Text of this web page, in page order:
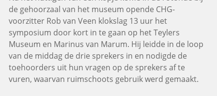
de gehoorzaal van het museum opende CHG-
voorzitter Rob van Veen klokslag 13 uur het
symposium door kort in te gaan op het Teylers
Museum en Marinus van Marum. Hij leidde in de loop
van de middag de drie sprekers in en nodigde de
toehoorders uit hun vragen op de sprekers af te
vuren, waarvan ruimschoots gebruik werd gemaakt.